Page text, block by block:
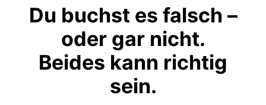
Du buchst es falsch –
oder gar nicht.
Beides kann richtig
sein.